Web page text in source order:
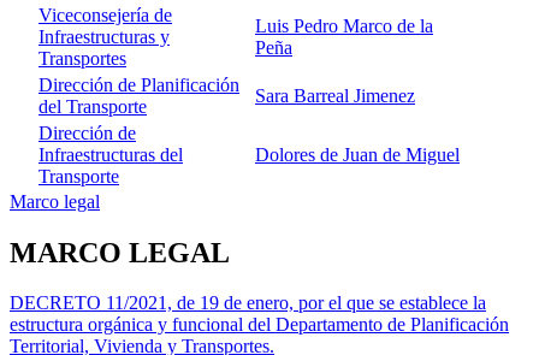
Viceconsejería de
Infraestructuras y
Transportes
Luis Pedro Marco de la
Peña
Dirección de Planificación
del Transporte
Sara Barreal Jimenez
Dirección de
Infraestructuras del
Transporte
Dolores de Juan de Miguel
Marco legal
MARCO LEGAL
DECRETO 11/2021, de 19 de enero, por el que se establece la
estructura orgánica y funcional del Departamento de Planificación
Territorial, Vivienda y Transportes.